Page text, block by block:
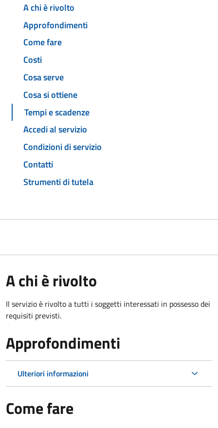
A chi è rivolto
Approfondimenti
Come fare
Costi
Cosa serve
Cosa si ottiene
Tempi e scadenze
Accedi al servizio
Condizioni di servizio
Contatti
Strumenti di tutela
A chi è rivolto
Il servizio è rivolto a tutti i soggetti interessati in possesso dei
requisiti previsti.
Approfondimenti
Ulteriori informazioni
Come fare